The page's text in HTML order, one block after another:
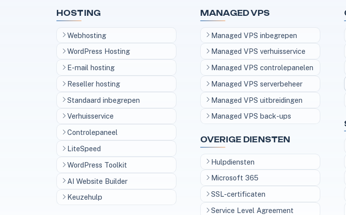
HOSTING
Webhosting
WordPress Hosting
E-mail hosting
Reseller hosting
Standaard inbegrepen
Verhuisservice
Controlepaneel
LiteSpeed
WordPress Toolkit
AI Website Builder
Keuzehulp
MANAGED VPS
Managed VPS inbegrepen
Managed VPS verhuisservice
Managed VPS controlepanelen
Managed VPS serverbeheer
Managed VPS uitbreidingen
Managed VPS back-ups
OVERIGE DIENSTEN
Hulpdiensten
Microsoft 365
SSL-certificaten
Service Level Agreement